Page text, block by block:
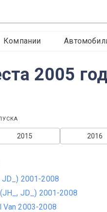
Компании
2005
2016
2015
JD_) 2001-2008
JD_) 2001-2008
Van 2003-2008